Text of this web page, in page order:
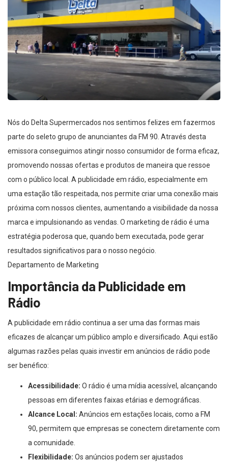
Nós do Delta Supermercados nos sentimos felizes em fazermos
parte do seleto grupo de anunciantes da FM 90. Através desta
emissora conseguimos atingir nosso consumidor de forma eficaz,
promovendo nossas ofertas e produtos de maneira que ressoe
com o público local. A publicidade em rádio, especialmente em
uma estação tão respeitada, nos permite criar uma conexão mais
próxima com nossos clientes, aumentando a visibilidade da nossa
marca e impulsionando as vendas. O marketing de rádio é uma
estratégia poderosa que, quando bem executada, pode gerar
resultados significativos para o nosso negócio.
Departamento de Marketing
Importância da Publicidade em
Rádio
A publicidade em rádio continua a ser uma das formas mais
eficazes de alcançar um público amplo e diversificado. Aqui estão
algumas razões pelas quais investir em anúncios de rádio pode
ser benéfico:
Acessibilidade: O rádio é uma mídia acessível, alcançando
pessoas em diferentes faixas etárias e demográficas.
Alcance Local: Anúncios em estações locais, como a FM
90, permitem que empresas se conectem diretamente com
a comunidade.
Flexibilidade: Os anúncios podem ser ajustados